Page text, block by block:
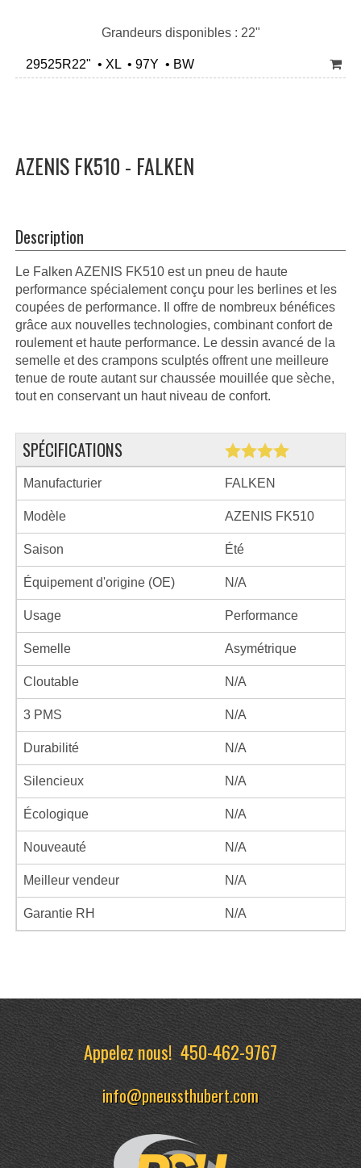
Grandeurs disponibles : 22"
29525R22" • XL • 97Y • BW
AZENIS FK510 - FALKEN
Description
Le Falken AZENIS FK510 est un pneu de haute
performance spécialement conçu pour les berlines et les
coupées de performance. Il offre de nombreux bénéfices
grâce aux nouvelles technologies, combinant confort de
roulement et haute performance. Le dessin avancé de la
semelle et des crampons sculptés offrent une meilleure
tenue de route autant sur chaussée mouillée que sèche,
tout en conservant un haut niveau de confort.
SPÉCIFICATIONS
Manufacturier FALKEN
Modèle AZENIS FK510
Saison Été
Équipement d'origine (OE) N/A
Usage Performance
Semelle Asymétrique
Cloutable N/A
3 PMS N/A
Durabilité N/A
Silencieux N/A
Écologique N/A
Nouveauté N/A
Meilleur vendeur N/A
Garantie RH N/A
Appelez nous!450-462-9767
info@pneussthubert.com